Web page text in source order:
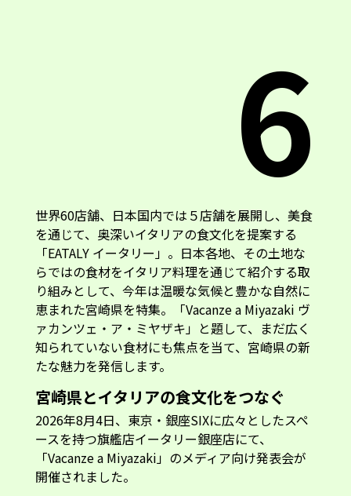
6
世界60店舗、日本国内では５店舗を展開し、美食
を通じて、奥深いイタリアの食文化を提案する
「EATALY イータリー」。日本各地、その土地な
らではの食材をイタリア料理を通じて紹介する取
り組みとして、今年は温暖な気候と豊かな自然に
恵まれた宮崎県を特集。「Vacanze a Miyazaki ヴ
ァカンツェ・ア・ミヤザキ」と題して、まだ広く
知られていない食材にも焦点を当て、宮崎県の新
たな魅力を発信します。
宮崎県とイタリアの食文化をつなぐ
2026年8月4日、東京・銀座SIXに広々としたスペ
ースを持つ旗艦店イータリー銀座店にて、
「Vacanze a Miyazaki」のメディア向け発表会が
開催されました。